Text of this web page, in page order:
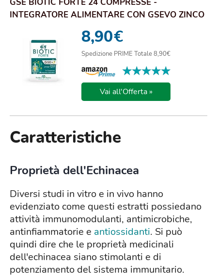
GSE BIOTIC FORTE 24 COMPRESSE -
INTEGRATORE ALIMENTARE CON GSEVO ZINCO
8,90€
Spedizione PRIME Totale 8,90€
★★★★★
★★★★★
Vai all'Offerta »
Caratteristiche
Proprietà dell'Echinacea
Diversi studi in vitro e in vivo hanno
evidenziato come questi estratti possiedano
attività immunomodulanti, antimicrobiche,
antinfiammatorie e antiossidanti. Si può
quindi dire che le proprietà medicinali
dell'echinacea siano stimolanti e di
potenziamento del sistema immunitario.